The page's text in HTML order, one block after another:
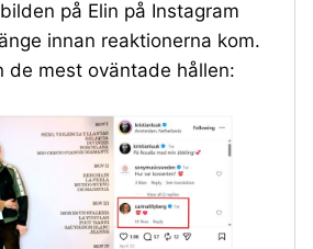
på Elin på Instagram
innan reaktionerna kom.
de mest oväntade hållen: